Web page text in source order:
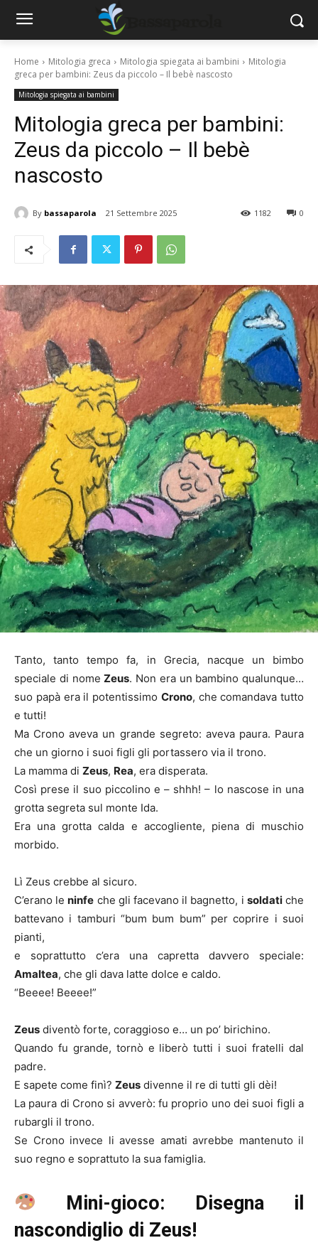
Home Mitologia greca Mitologia spiegata ai bambini
Mitologia
greca per bambini: Zeus da piccolo – Il bebè nascosto
Mitologia spiegata ai bambini
Mitologia greca per bambini:
Zeus da piccolo – Il bebè
nascosto
By bassaparola 21 Settembre 2025 0
1182
Tanto, tanto tempo fa, in Grecia, nacque un bimbo
speciale di nomeZeus. Non era un bambino qualunque…
suo papà era il potentissimo Crono, che comandava tutto
e tutti!
Ma Crono aveva un grande segreto: aveva paura. Paura
che un giorno i suoi figli gli portassero via il trono.
La mamma di Zeus, Rea, era disperata.
Così prese il suo piccolino e – shhh! – lo nascose in una
grotta segreta sul monte Ida.
Era una grotta calda e accogliente, piena di muschio
morbido.
Lì Zeus crebbe al sicuro.
C’erano leninfe che gli facevano il bagnetto, i soldatiche
battevano i tamburi “bum bum bum” per coprire i suoi
pianti,
e soprattutto c’era una capretta davvero speciale:
Amaltea, che gli dava latte dolce e caldo.
“Beeee! Beeee!”
Zeus diventò forte, coraggioso e… un po’ birichino.
Quando fu grande, tornò e liberò tutti i suoi fratelli dal
padre.
E sapete come finì? Zeus divenne il re di tutti gli dèi!
La paura di Crono si avverò: fu proprio uno dei suoi figli a
rubargli il trono.
Se Crono invece li avesse amati avrebbe mantenuto il
suo regno e soprattuto la sua famiglia.
Mini-gioco: Disegna il
nascondiglio di Zeus!